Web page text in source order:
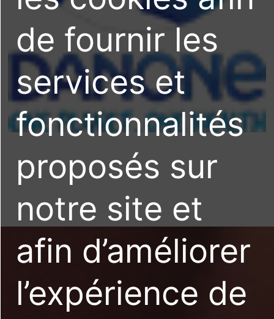
de fournir les
services et
fonctionnalités
proposés sur
notre site et
afin d’améliorer
l’expérience de